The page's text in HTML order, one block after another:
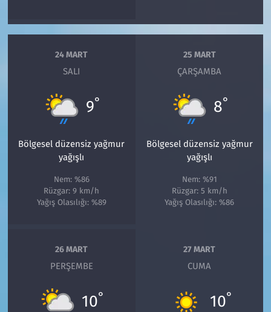
24 MART
SALI
9°
Bölgesel düzensiz yağmur
yağışlı
Nem: %86
Rüzgar: 9 km/h
Yağış Olasılığı: %89
25 MART
ÇARŞAMBA
8°
Bölgesel düzensiz yağmur
yağışlı
Nem: %91
Rüzgar: 5 km/h
Yağış Olasılığı: %86
26 MART
PERŞEMBE
10°
27 MART
CUMA
10°